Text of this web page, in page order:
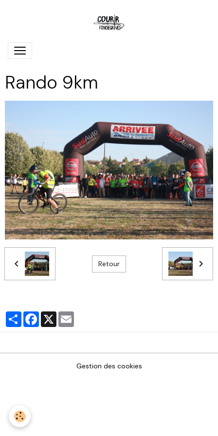
Rando 9km
Retour
PartagerFacebook
X
Gestion des cookies